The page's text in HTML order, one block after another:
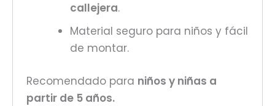
callejera.
Material seguro para niños y fácil
de montar.
Recomendado para niños y niñas a
partir de 5 años.